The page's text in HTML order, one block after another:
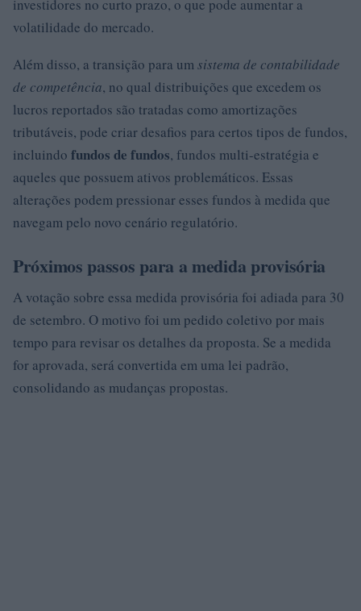
investidores no curto prazo, o que pode aumentar a
volatilidade do mercado.
Além disso, a transição para umsistema de contabilidade
de competência, no qual distribuições que excedem os
lucros reportados são tratadas como amortizações
tributáveis, pode criar desafios para certos tipos de fundos,
incluindo fundos de fundos, fundos multi-estratégia e
aqueles que possuem ativos problemáticos. Essas
alterações podem pressionar esses fundos à medida que
navegam pelo novo cenário regulatório.
Próximos passos para a medida provisória
A votação sobre essa medida provisória foi adiada para 30
de setembro. O motivo foi um pedido coletivo por mais
tempo para revisar os detalhes da proposta. Se a medida
for aprovada, será convertida em uma lei padrão,
consolidando as mudanças propostas.